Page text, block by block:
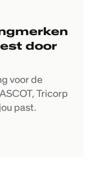
door
voor de
Tricorp
past.